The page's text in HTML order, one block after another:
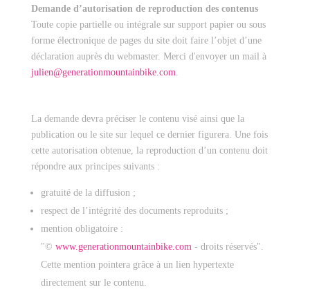
Demande d’autorisation de reproduction des contenus
Toute copie partielle ou intégrale sur support papier ou sous
forme électronique de pages du site doit faire l’objet d’une
déclaration auprès du webmaster. Merci d'envoyer un mail à
julien@generationmountainbike.com.
La demande devra préciser le contenu visé ainsi que la
publication ou le site sur lequel ce dernier figurera. Une fois
cette autorisation obtenue, la reproduction d’un contenu doit
répondre aux principes suivants :
gratuité de la diffusion ;
respect de l’intégrité des documents reproduits ;
mention obligatoire :
"© www.generationmountainbike.com - droits réservés".
Cette mention pointera grâce à un lien hypertexte
directement sur le contenu.